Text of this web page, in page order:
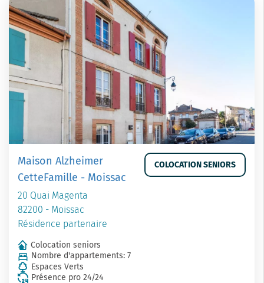
Maison Alzheimer
CetteFamille - Moissac
20 Quai Magenta
82200 - Moissac
Résidence partenaire
COLOCATION SENIORS
Colocation seniors
Nombre d'appartements: 7
Espaces Verts
Présence pro 24/24